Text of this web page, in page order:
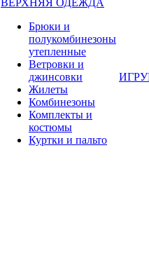
ВЕРХНЯЯ ОДЕЖДА
Брюки и
полукомбинезоны
утепленные
Ветровки и
джинсовки
Жилеты
Комбинезоны
Комплекты и
костюмы
Куртки и пальто